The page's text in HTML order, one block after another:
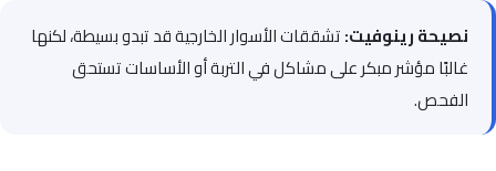
نصيحة رينوفيت:تشققات الأسوار الخارجية قد تبدو بسيطة، لكنها
غالبًا مؤشر مبكر على مشاكل في التربة أو الأساسات تستحق
الفحص.